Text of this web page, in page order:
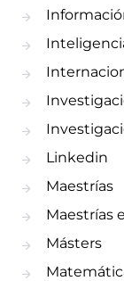
Linkedin
Maestrías
Maestrías
Másters